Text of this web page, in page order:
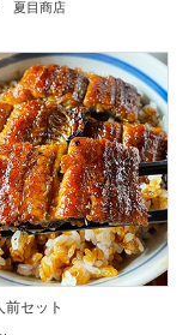
夏目商店
前セット